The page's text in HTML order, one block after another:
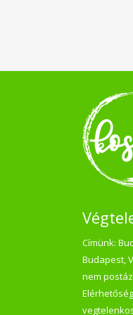
Címünk:
Budapest,
nem